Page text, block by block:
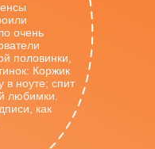
очень
половинки,
Коржик
в ноуте; спит
любимки.
как